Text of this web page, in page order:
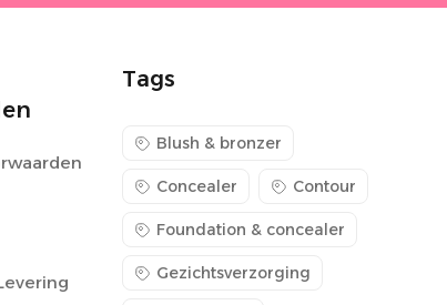
Tags
Blush & bronzer
Concealer Contour
Foundation & concealer
Gezichtsverzorging